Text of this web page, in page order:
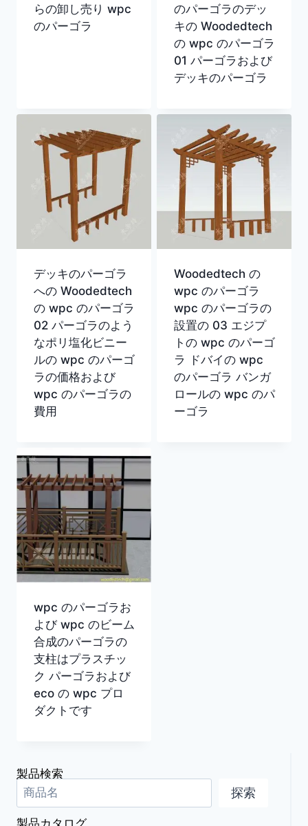
らの卸し売り wpc
のパーゴラ
のパーゴラのデッ
キの Woodedtech
の wpc のパーゴラ
01 パーゴラおよび
デッキのパーゴラ
デッキのパーゴラ
への Woodedtech
の wpc のパーゴラ
02 パーゴラのよう
なポリ塩化ビニー
ルの wpc のパーゴ
ラの価格および
wpc のパーゴラの
費用
Woodedtech の
wpc のパーゴラ
wpc のパーゴラの
設置の 03 エジプ
トの wpc のパーゴ
ラ ドバイの wpc
のパーゴラ バンガ
ロールの wpc のパ
ーゴラ
wpc のパーゴラお
よび wpc のビーム
合成のパーゴラの
支柱はプラスチッ
ク パーゴラおよび
eco の wpc プロ
ダクトです
製品検索
探索